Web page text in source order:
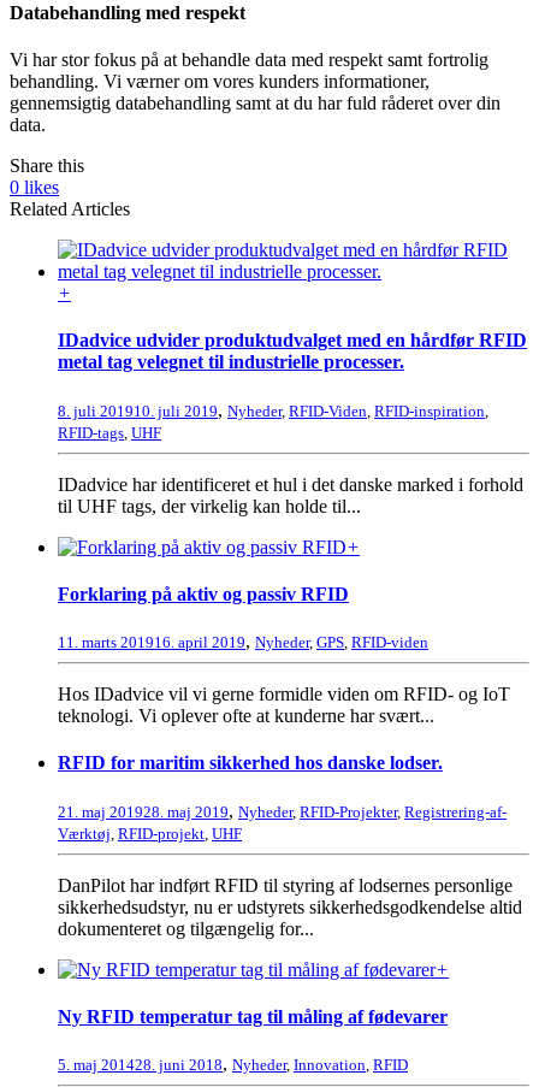
Databehandling med respekt
Vi har stor fokus på at behandle data med respekt samt fortrolig
behandling. Vi værner om vores kunders informationer,
gennemsigtig databehandling samt at du har fuld råderet over din
data.
Share this
0 likes
Related Articles
+
IDadvice udvider produktudvalget med en hårdfør RFID
metal tag velegnet til industrielle processer.
8. juli 201910. juli 2019, Nyheder, RFID-Viden RFID-inspiration
RFID-tags UHF
IDadvice har identificeret et hul i det danske marked i forhold
til UHF tags, der virkelig kan holde til...
+
Forklaring på aktiv og passiv RFID
11. marts 201916. april 2019, Nyheder, GPS, RFID-viden
Hos IDadvice vil vi gerne formidle viden om RFID- og IoT
teknologi. Vi oplever ofte at kunderne har svært...
RFID for maritim sikkerhed hos danske lodser.
21. maj 201928. maj 2019, Nyheder, RFID-Projekter, Registrering-af-
Værktøj RFID-projekt UHF
DanPilot har indført RFID til styring af lodsernes personlige
sikkerhedsudstyr, nu er udstyrets sikkerhedsgodkendelse altid
dokumenteret og tilgængelig for...
+
Ny RFID temperatur tag til måling af fødevarer
5. maj 201428. juni 2018, Nyheder, Innovation, RFID